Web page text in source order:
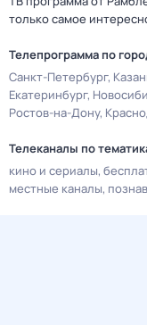
только самое
Телепрограмма по
Санкт-Петербург
Екатеринбург
Ростов-на-Дону
Телеканалы по
кино и сериалы
местные каналы